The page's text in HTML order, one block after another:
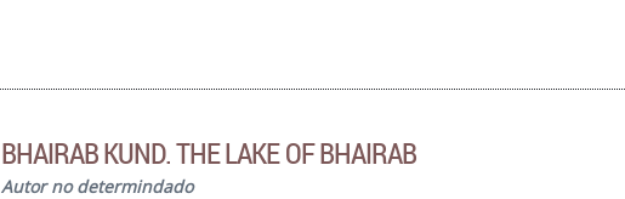
BHAIRAB KUND. THE LAKE OF BHAIRAB
Autor no determindado